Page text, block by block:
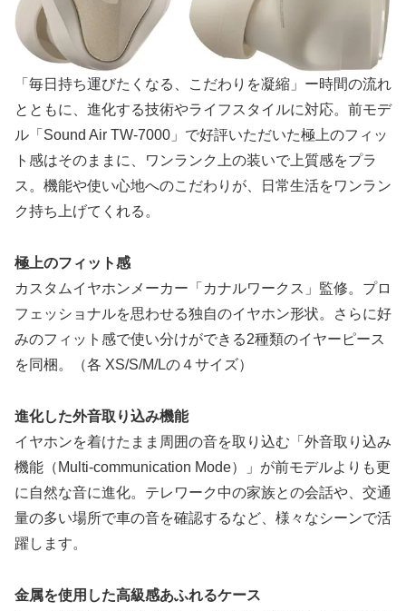
「毎日持ち運びたくなる、こだわりを凝縮」ー時間の流れ
とともに、進化する技術やライフスタイルに対応。前モデ
ル「Sound Air TW-7000」で好評いただいた極上のフィッ
ト感はそのままに、ワンランク上の装いで上質感をプラ
ス。機能や使い心地へのこだわりが、日常生活をワンラン
ク持ち上げてくれる。
極上のフィット感
カスタムイヤホンメーカー「カナルワークス」監修。プロ
フェッショナルを思わせる独自のイヤホン形状。さらに好
みのフィット感で使い分けができる2種類のイヤーピース
を同梱。（各 XS/S/M/Lの４サイズ）
進化した外音取り込み機能
イヤホンを着けたまま周囲の音を取り込む「外音取り込み
機能（Multi-communication Mode）」が前モデルよりも更
に自然な音に進化。テレワーク中の家族との会話や、交通
量の多い場所で車の音を確認するなど、様々なシーンで活
躍します。
金属を使用した高級感あふれるケース